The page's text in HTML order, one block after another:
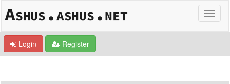
Login Register